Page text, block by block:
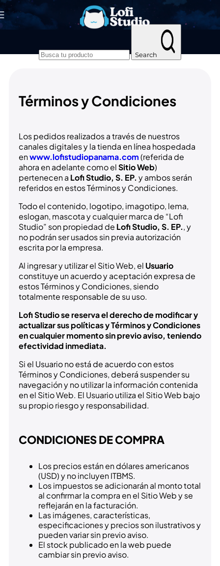
Skip to navigation Skip to main content
Search
Términos y Condiciones
Los pedidos realizados a través de nuestros
canales digitales y la tienda en línea hospedada
enwww.lofistudiopanama.com(referida de
ahora en adelante como elSitio Web)
pertenecen a Lofi Studio, S. EP. y ambos serán
referidos en estos Términos y Condiciones.
Todo el contenido, logotipo, imagotipo, lema,
eslogan, mascota y cualquier marca de “Lofi
Studio” son propiedad de Lofi Studio, S. EP., y
no podrán ser usados sin previa autorización
escrita por la empresa.
Al ingresar y utilizar el Sitio Web, el Usuario
constituye un acuerdo y aceptación expresa de
estos Términos y Condiciones, siendo
totalmente responsable de su uso.
Lofi Studio se reserva el derecho de modificar y
actualizar sus políticas y Términos y Condiciones
en cualquier momento sin previo aviso, teniendo
efectividad inmediata.
Si el Usuario no está de acuerdo con estos
Términos y Condiciones, deberá suspender su
navegación y no utilizar la información contenida
en el Sitio Web. El Usuario utiliza el Sitio Web bajo
su propio riesgo y responsabilidad.
CONDICIONES DE COMPRA
Los precios están en dólares americanos
(USD) y no incluyen ITBMS.
Los impuestos se adicionarán al monto total
al confirmar la compra en el Sitio Web y se
reflejarán en la facturación.
Las imágenes, características,
especificaciones y precios son ilustrativos y
pueden variar sin previo aviso.
El stock publicado en la web puede
cambiar sin previo aviso.